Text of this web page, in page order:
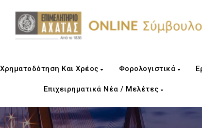
Χρηματοδότηση Και Χρέος Φορολογιστικά
Επιχειρηματικά Νέα / Μελέτες